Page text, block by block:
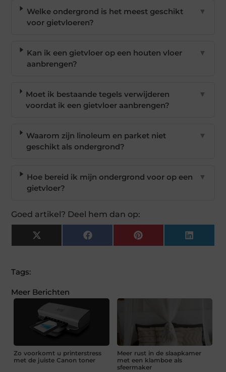
Welke ondergrond is het meest geschikt
voor gietvloeren?
▼
Kan ik een gietvloer op een houten vloer
aanbrengen?
▼
Moet ik bestaande tegels verwijderen
voordat ik een gietvloer aanbrengen?
▼
Waarom zijn linoleum en parket niet
geschikt als ondergrond?
▼
Hoe bereid ik mijn ondergrond voor op een
gietvloer?
▼
Goed artikel? Deel hem dan op:
X
(Twitter)
Facebook Pinterest
Tags:
Meer Berichten
Zo voorkomt u printerstress
met de juiste Canon toner
Meer rust in de slaapkamer
met een klamboe als
sfeermaker